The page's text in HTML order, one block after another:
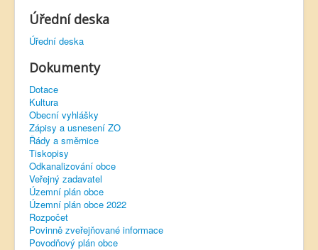
Úřední deska
Úřední deska
Dokumenty
Dotace
Kultura
Obecní vyhlášky
Zápisy a usnesení ZO
Řády a směrnice
Tiskopisy
Odkanalizování obce
Veřejný zadavatel
Územní plán obce
Územní plán obce 2022
Rozpočet
Povinně zveřejňované informace
Povodňový plán obce